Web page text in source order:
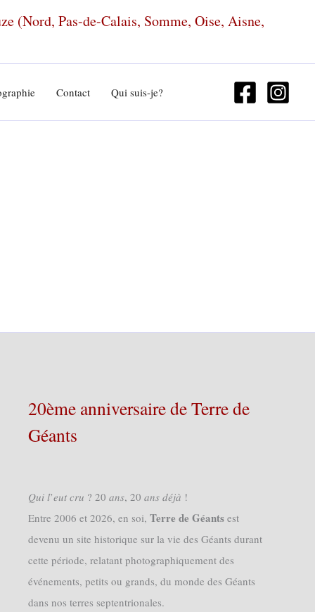
(Nord, Pas-de-Calais, Somme, Oise, Aisne,
Contact Qui suis-je?
20ème anniversaire de Terre de
Géants
𝑄𝑢𝑖 𝑙’𝑒𝑢𝑡 𝑐𝑟𝑢 ? 20 𝑎𝑛𝑠, 20 𝑎𝑛𝑠 𝑑𝑒́𝑗𝑎̀ !
Entre 2006 et 2026, en soi, Terre de Géants est
devenu un site historique sur la vie des Géants durant
cette période, relatant photographiquement des
événements, petits ou grands, du monde des Géants
dans nos terres septentrionales.